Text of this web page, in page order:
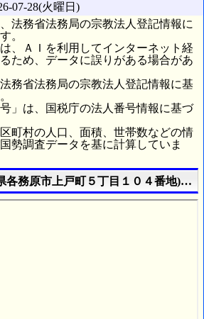
07-28(火曜日)
法務省法務局の宗教法人登記情報に
。
、ＡＩを利用してインターネット経
ため、データに誤りがある場合があ
務省法務局の宗教法人登記情報に基
」は、国税庁の法人番号情報に基づ
町村の人口、面積、世帯数などの情
勢調査データを基に計算していま
各務原市上戸町５丁目１０４番地)』